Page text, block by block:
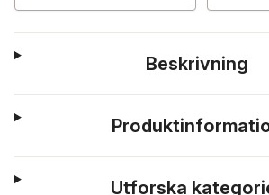
Beskrivning
Utforska